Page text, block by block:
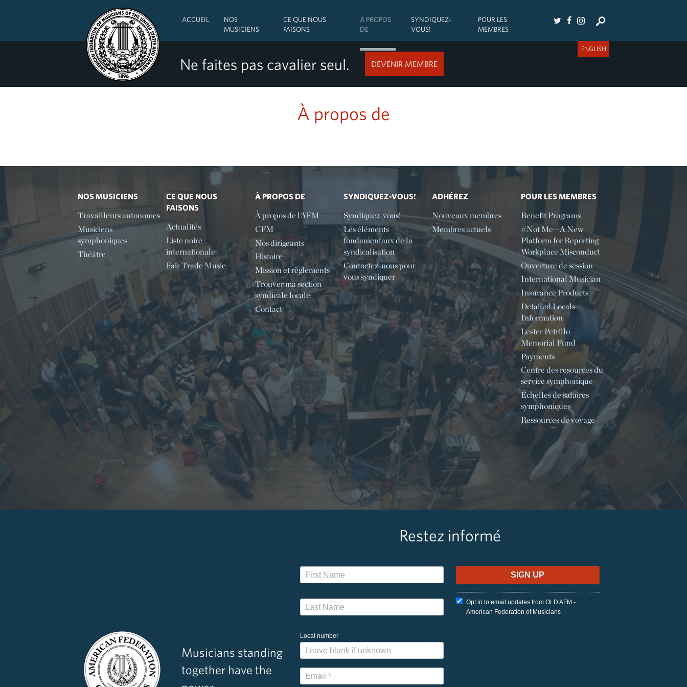
ACCUEIL
NOS
MUSICIENS
CE QUE NOUS
FAISONS
À PROPOS
DE
SYNDIQUEZ-
VOUS!
POUR LES
MEMBRES
Ne faites pas cavalier seul. DEVENIR MEMBRE
ENGLISH
À propos de
NOS MUSICIENS
Travailleurs autonomes
Musiciens
symphoniques
Théâtre
CE QUE NOUS
FAISONS
Actualités
Liste noire
internationale
Fair Trade Music
À PROPOS DE
À propos de l’AFM
CFM
Nos dirigeants
Histoire
Mission et règlements
Trouver ma section
syndicale locale
Contact
SYNDIQUEZ-VOUS!
Syndiquez-vous!
Les éléments
fondamentaux de la
syndicalisation
Contactez-nous pour
vous syndiquer
ADHÉREZ
Nouveaux membres
Membres actuels
POUR LES MEMBRES
Benefit Programs
#Not Me—A New
Platform for Reporting
Workplace Misconduct
Ouverture de session
International Musician
Insurance Products
Detailed Locals
Information
Lester Petrillo
Memorial Fund
Payments
Centre des resources du
service symphonique
Échelles de salaires
symphoniques
Ressources de voyage
Musicians standing
together have the
Restez informé
Local number
Opt in to email updates from OLD AFM -
American Federation of Musicians